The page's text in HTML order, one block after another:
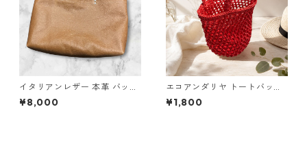
イタリアンレザー 本革 バッグ
トート 手提げ ブラウン l90 ハ
ンドメイド ギフト
¥8,000
エコアンダリヤ トートバッグ
赤 手編みバッグ n64 ハンドメ
イド
¥1,800